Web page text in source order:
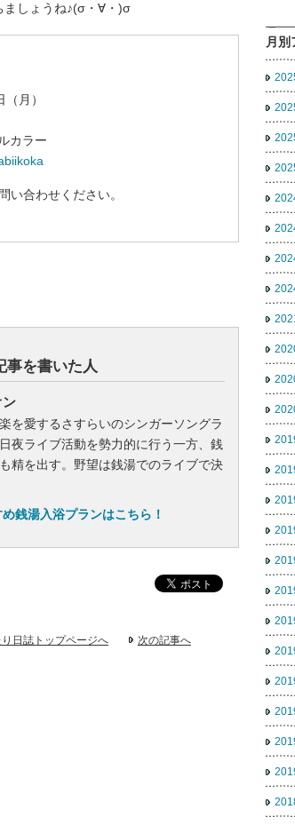
ましょうね♪(σ・∀・)σ
月）
カラー
い合わせください。
事を書いた人
ン
を愛するさすらいのシンガーソングラ
夜ライブ活動を勢力的に行う一方、銭
精を出す。野望は銭湯でのライブで決
銭湯入浴プランはこちら！
日誌トップページへ 次の記事へ
月